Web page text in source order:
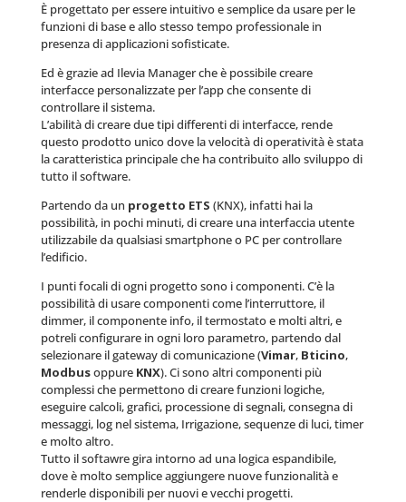
È progettato per essere intuitivo e semplice da usare per le
funzioni di base e allo stesso tempo professionale in
presenza di applicazioni sofisticate.
Ed è grazie ad Ilevia Manager che è possibile creare
interfacce personalizzate per l’app che consente di
controllare il sistema.
L’abilità di creare due tipi differenti di interfacce, rende
questo prodotto unico dove la velocità di operatività è stata
la caratteristica principale che ha contribuito allo sviluppo di
tutto il software.
Partendo da un progetto ETS (KNX), infatti hai la
possibilità, in pochi minuti, di creare una interfaccia utente
utilizzabile da qualsiasi smartphone o PC per controllare
l’edificio.
I punti focali di ogni progetto sono i componenti. C’è la
possibilità di usare componenti come l’interruttore, il
dimmer, il componente info, il termostato e molti altri, e
potreli configurare in ogni loro parametro, partendo dal
selezionare il gateway di comunicazione (Vimar, Bticino,
ModbusoppureKNX). Ci sono altri componenti più
complessi che permettono di creare funzioni logiche,
eseguire calcoli, grafici, processione di segnali, consegna di
messaggi, log nel sistema, Irrigazione, sequenze di luci, timer
e molto altro.
Tutto il softawre gira intorno ad una logica espandibile,
dove è molto semplice aggiungere nuove funzionalità e
renderle disponibili per nuovi e vecchi progetti.